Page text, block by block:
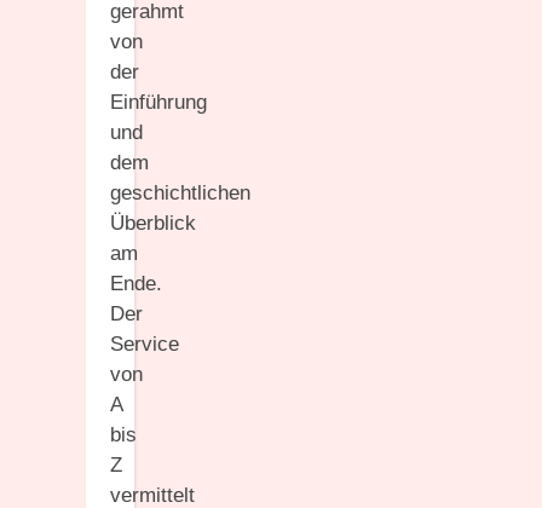
gerahmt
von
der
Einführung
und
dem
geschichtlichen
Überblick
am
Ende.
Der
Service
von
A
bis
Z
vermittelt